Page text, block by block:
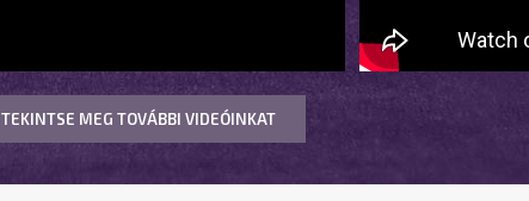
TEKINTSE MEG TOVÁBBI VIDEÓINKAT